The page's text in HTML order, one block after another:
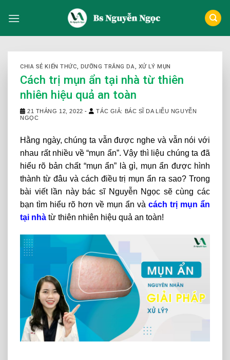
CHIA SẺ KIẾN THỨC, DƯỠNG TRẮNG DA, XỬ LÝ MỤN
Cách trị mụn ẩn tại nhà từ thiên
nhiên hiệu quả an toàn
21 THÁNG 12, 2022 -
TÁC GIẢ: BÁC SĨ DA LIỄU NGUYỄN
NGỌC
Hằng ngày, chúng ta vẫn được nghe và vẫn nói với
nhau rất nhiều về “mụn ẩn”. Vậy thì liệu chúng ta đã
hiểu rõ bản chất “mụn ẩn” là gì, mụn ẩn được hình
thành từ đâu và cách điều trị mụn ẩn ra sao? Trong
bài viết lần này bác sĩ Nguyễn Ngọc sẽ cùng các
bạn tìm hiểu rõ hơn về mụn ẩn và cách trị mụn ẩn
tại nhà từ thiên nhiên hiệu quả an toàn!